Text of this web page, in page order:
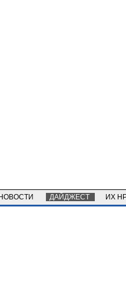
ДАЙДЖЕСТ ИХ